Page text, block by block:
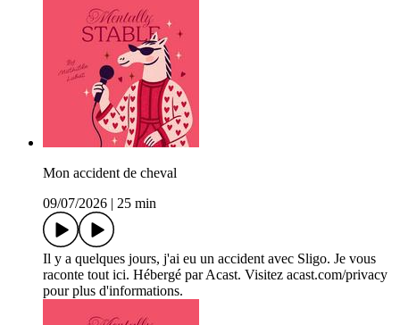
Mon accident de cheval
09/07/2026
25 min
Il y a quelques jours, j'ai eu un accident avec Sligo. Je vous
raconte tout ici. Hébergé par Acast. Visitez acast.com/privacy
pour plus d'informations.